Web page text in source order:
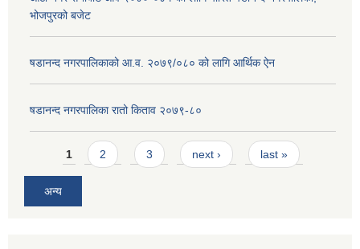
भोजपुरको बजेट
षडानन्द नगरपालिकाको आ.व. २०७९/०८० को लागि आर्थिक ऐन
षडानन्द नगरपालिका रातो किताव २०७९-८०
Pages
1 2 3 next › last »
अन्य